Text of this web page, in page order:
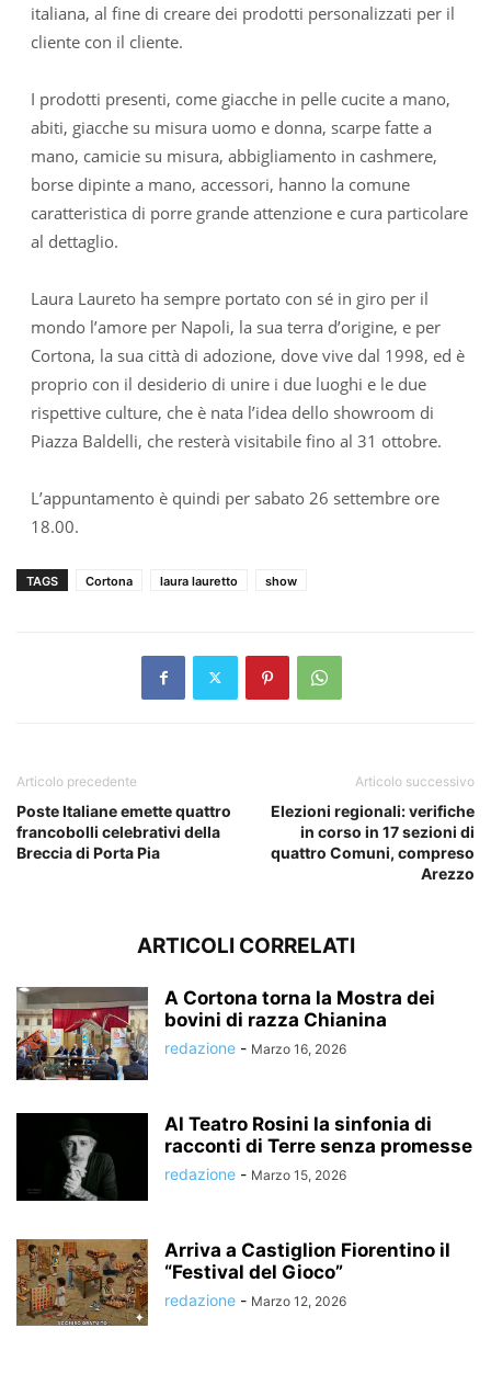
italiana, al fine di creare dei prodotti personalizzati per il
cliente con il cliente.
I prodotti presenti, come giacche in pelle cucite a mano,
abiti, giacche su misura uomo e donna, scarpe fatte a
mano, camicie su misura, abbigliamento in cashmere,
borse dipinte a mano, accessori, hanno la comune
caratteristica di porre grande attenzione e cura particolare
al dettaglio.
Laura Laureto ha sempre portato con sé in giro per il
mondo l’amore per Napoli, la sua terra d’origine, e per
Cortona, la sua città di adozione, dove vive dal 1998, ed è
proprio con il desiderio di unire i due luoghi e le due
rispettive culture, che è nata l’idea dello showroom di
Piazza Baldelli, che resterà visitabile fino al 31 ottobre.
L’appuntamento è quindi per sabato 26 settembre ore
18.00.
TAGS Cortona laura lauretto show
Articolo precedente
Poste Italiane emette quattro
francobolli celebrativi della
Breccia di Porta Pia
Articolo successivo
Elezioni regionali: verifiche
in corso in 17 sezioni di
quattro Comuni, compreso
Arezzo
ARTICOLI CORRELATI
A Cortona torna la Mostra dei
bovini di razza Chianina
redazione - Marzo 16, 2026
Al Teatro Rosini la sinfonia di
racconti di Terre senza promesse
redazione - Marzo 15, 2026
Arriva a Castiglion Fiorentino il
“Festival del Gioco”
redazione - Marzo 12, 2026